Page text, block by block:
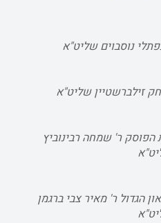
נוסבוים שליט"א
זילברשטיין שליט"א
ר' שמחה רבינוביץ
הגדול ר' מאיר צבי ברגמן